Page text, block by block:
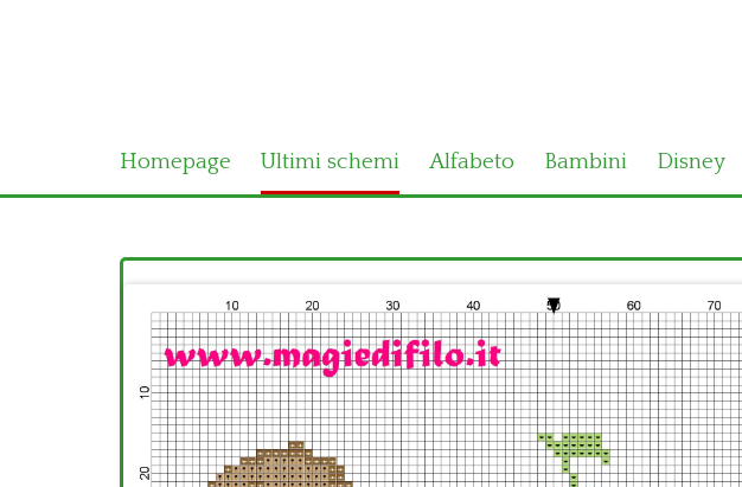
Homepage Ultimi schemi Alfabeto Bambini Disney